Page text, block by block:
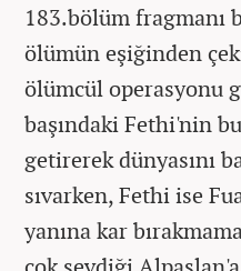
183.bölüm fragmanı
ölümün eşiğinden
ölümcül operasyonu
başındaki Fethi'nin
getirerek dünyasını
sıvarken, Fethi ise
yanına kar